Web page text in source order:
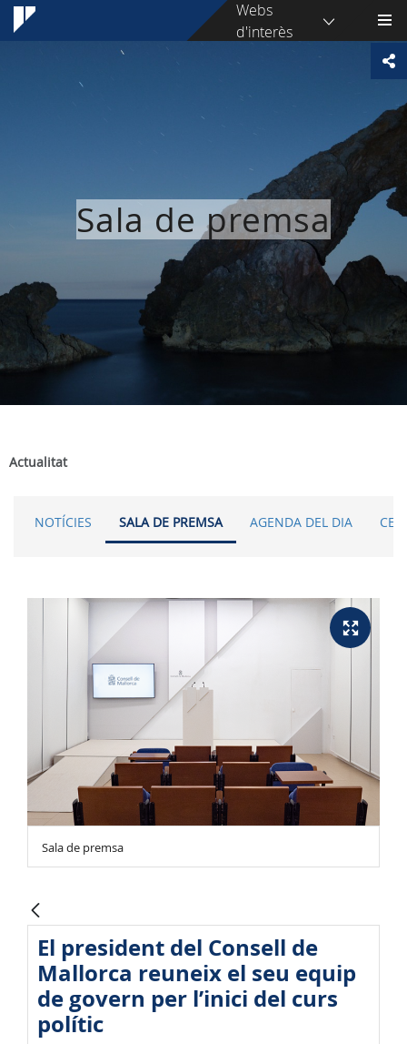
Webs
d'interès
Sala de premsa
Actualitat
NOTÍCIES SALA DE PREMSA AGENDA DEL DIA
Sala de premsa
El president del Consell de
Mallorca reuneix el seu equip
de govern per l’inici del curs
polític